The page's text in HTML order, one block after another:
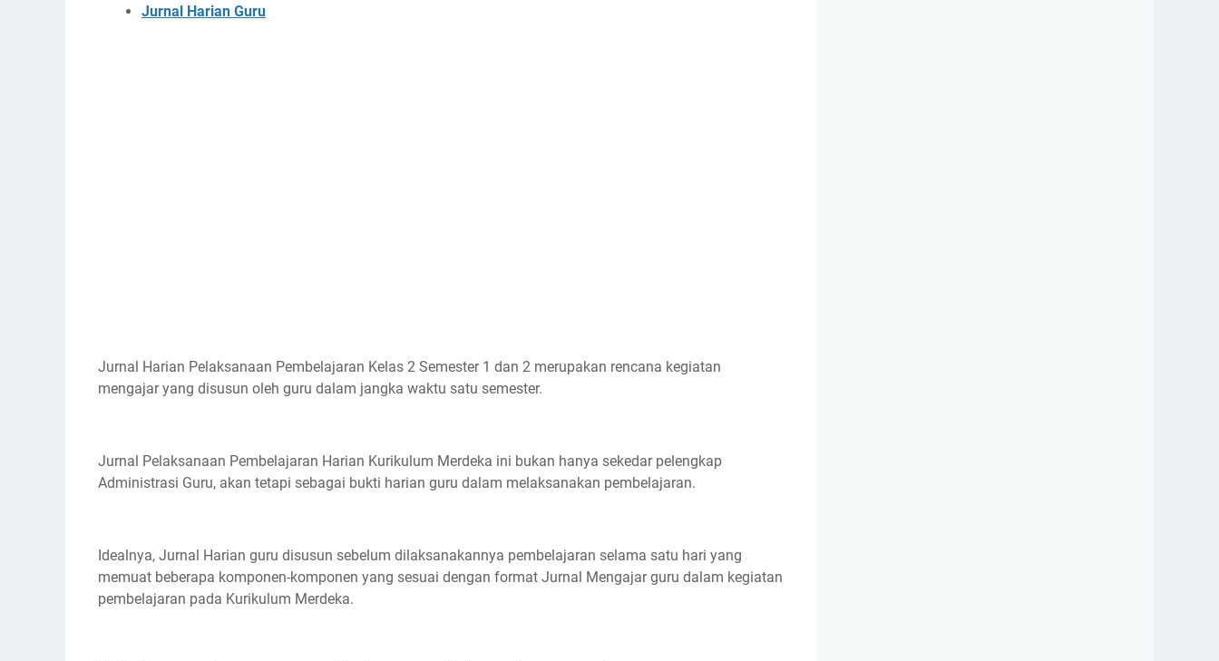
Jurnal Harian Guru
Jurnal Harian Pelaksanaan Pembelajaran Kelas 2 Semester 1 dan 2 merupakan rencana kegiatan
mengajar yang disusun oleh guru dalam jangka waktu satu semester.
Jurnal Pelaksanaan Pembelajaran Harian Kurikulum Merdeka ini bukan hanya sekedar pelengkap
Administrasi Guru, akan tetapi sebagai bukti harian guru dalam melaksanakan pembelajaran.
Idealnya, Jurnal Harian guru disusun sebelum dilaksanakannya pembelajaran selama satu hari yang
memuat beberapa komponen-komponen yang sesuai dengan format Jurnal Mengajar guru dalam kegiatan
pembelajaran pada Kurikulum Merdeka.